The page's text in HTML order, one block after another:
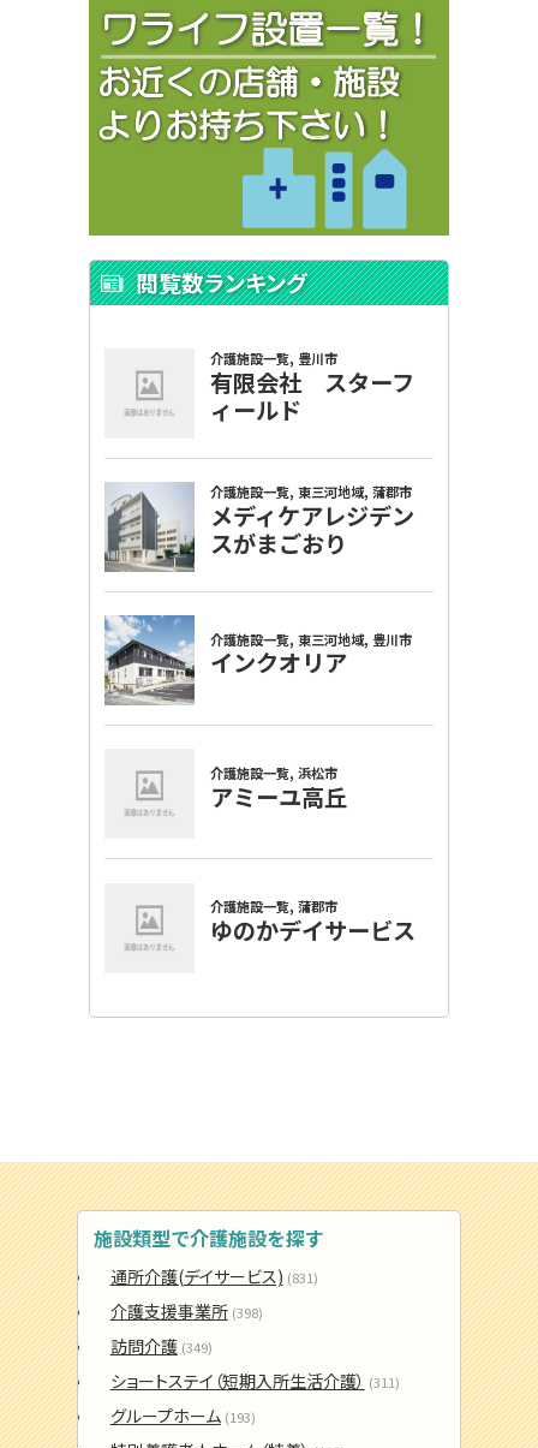
閲覧数ランキング
施設類型で介護施設を探す
通所介護(デイサービス) (831)
介護支援事業所 (398)
訪問介護 (349)
ショートステイ（短期入所生活介護） (311)
グループホーム (193)